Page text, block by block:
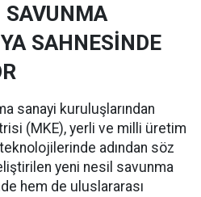
SAVUNMA
SAHNESİNDE
sanayi kuruluşlarından
(MKE), yerli ve milli üretim
adından söz
yeni nesil savunma
hem de uluslararası